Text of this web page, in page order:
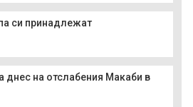
си принадлежат
днес на отслабения Макаби в